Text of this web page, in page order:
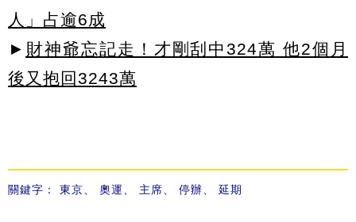
人」占逾6成
► 財神爺忘記走！才剛刮中324萬 他2個月
後又抱回3243萬
關鍵字： 東京 奧運 主席 停辦 延期